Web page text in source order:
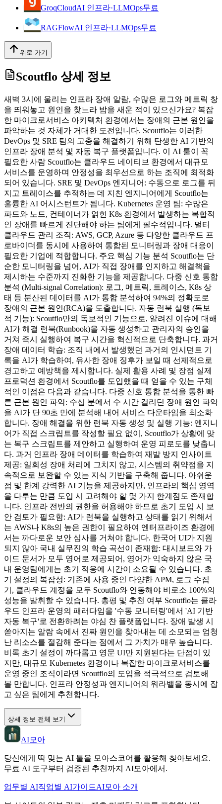
GroqCloudAI 인프라·LLMOps무료
RAGFlowAI 인프라·LLMOps무료
위로 가기
Scoutflo 상세 정보
새벽 3시에 울리는 인프라 장애 알람, 수많은 로그와 메트릭 창
을 띄워놓고 원인을 찾느라 밤을 새운 적이 있으신가요? 복잡
한 마이크로서비스 아키텍처 환경에서는 장애의 근본 원인을
파악하는 것 자체가 거대한 도전입니다. Scoutflo는 이러한
DevOps 및 SRE 팀의 고충을 해결하기 위해 탄생한 AI 기반의
인프라 장애 분석 및 자동 복구 플랫폼입니다. 이 AI 툴이 꼭
필요한 사람 Scoutflo는 클라우드 네이티브 환경에서 대규모
서비스를 운영하며 안정성을 최우선으로 하는 조직에 최적화
되어 있습니다. SRE 및 DevOps 엔지니어: 수동으로 로그를 뒤
지고 트레이스를 추적하는 데 지친 엔지니어에게 Scoutflo는
훌륭한 AI 어시스턴트가 됩니다. Kubernetes 운영 팀: 수많은
파드와 노드, 컨테이너가 얽힌 K8s 환경에서 발생하는 복합적
인 장애를 빠르게 진단해야 하는 팀에게 필수적입니다. 멀티
클라우드 관리 조직: AWS, GCP, Azure 등 다양한 클라우드 프
로바이더를 동시에 사용하여 통합된 모니터링과 장애 대응이
필요한 기업에 적합합니다. 주요 핵심 기능 분석 Scoutflo는 단
순한 모니터링을 넘어, AI가 직접 장애를 인지하고 해결책을
제시하는 수준까지 진화한 기능을 제공합니다. 다중 신호 통합
분석 (Multi-signal Correlation): 로그, 메트릭, 트레이스, K8s 상
태 등 분산된 데이터를 AI가 통합 분석하여 94%의 정확도로
장애의 근본 원인(RCA)을 도출합니다. 자동 런북 실행 (독보
적 기능): Scoutflo만의 독보적인 기능으로, 알려진 이슈에 대해
AI가 해결 런북(Runbook)을 자동 생성하고 관리자의 승인을
거쳐 즉시 실행하여 복구 시간을 혁신적으로 단축합니다. 과거
장애 데이터 학습: 조직 내에서 발생했던 과거의 인시던트 기
록을 AI가 학습하여, 유사한 장애 징후가 보일 때 선제적으로
경고하고 예방책을 제시합니다. 실제 활용 사례 및 장점 실제
프로덕션 환경에서 Scoutflo를 도입했을 때 얻을 수 있는 구체
적인 이점은 다음과 같습니다. 다중 신호 통합 분석을 통한 빠
른 근본 원인 파악: 수십 분에서 수 시간 걸리던 장애 원인 파악
을 AI가 단 90초 만에 분석해 내어 서비스 다운타임을 최소화
합니다. 장애 해결을 위한 런북 자동 생성 및 실행 기능: 엔지니
어가 직접 스크립트를 작성할 필요 없이, Scoutflo가 상황에 맞
는 복구 스크립트를 제안하고 실행하여 운영 피로도를 낮춥니
다. 과거 인프라 장애 데이터를 학습하여 재발 방지 인사이트
제공: 일회성 장애 처리에 그치지 않고, 시스템의 취약점을 지
속적으로 보완할 수 있는 지식 기반을 구축해 줍니다. 아쉬운
점 및 한계 강력한 AI 기능을 제공하지만, 인프라의 핵심 영역
을 다루는 만큼 도입 시 고려해야 할 몇 가지 한계점도 존재합
니다. 인프라 전반의 권한을 허용해야 하므로 초기 도입 시 보
안 검토가 필요함: AI가 런북을 실행하고 상태를 읽기 위해서
는 AWS나 K8s의 높은 권한이 필요하여 엔터프라이즈 환경에
서는 까다로운 보안 심사를 거쳐야 합니다. 한국어 UI가 지원
되지 않아 국내 실무진의 학습 곡선이 존재함: 대시보드와 가
이드 문서가 모두 영어로 제공되어, 영어가 익숙하지 않은 국
내 운영팀에게는 초기 적응에 시간이 소요될 수 있습니다. 초
기 설정의 복잡성: 기존에 사용 중인 다양한 APM, 로그 수집
기, 클라우드 계정을 모두 Scoutflo와 연동해야 비로소 100%의
성능을 발휘할 수 있습니다. 총평 및 추천 여부 Scoutflo는 클라
우드 인프라 운영의 패러다임을 '수동 모니터링'에서 'AI 기반
자동 복구'로 전환하려는 야심 찬 플랫폼입니다. 장애 발생 시
쏟아지는 알람 속에서 진짜 원인을 찾아내는 데 소모되는 엄청
난 리소스를 절감해 준다는 점에서 그 가치가 매우 높습니다.
비록 초기 설정이 까다롭고 영문 UI만 지원된다는 단점이 있
지만, 대규모 Kubernetes 환경이나 복잡한 마이크로서비스를
운영 중인 조직이라면 Scoutflo의 도입을 적극적으로 검토해
볼 만합니다. 인프라 안정성과 엔지니어의 워라밸을 동시에 잡
고 싶은 팀에게 추천합니다.
상세 정보 전체 보기
AI모아
당신에게 딱 맞는 AI 툴을 모아스코어를 활용해 찾아보세요.
무료 AI 도구부터 검증된 추천까지 AI모아에서.
업무별 AI직업별 AI가이드AI모아 소개